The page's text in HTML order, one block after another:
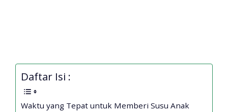
Daftar Isi :
Waktu yang Tepat untuk Memberi Susu Anak